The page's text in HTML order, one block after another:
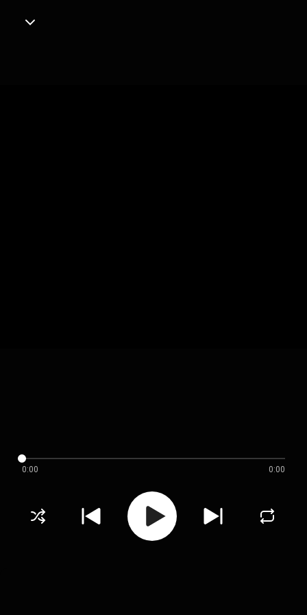
0:00 0:00